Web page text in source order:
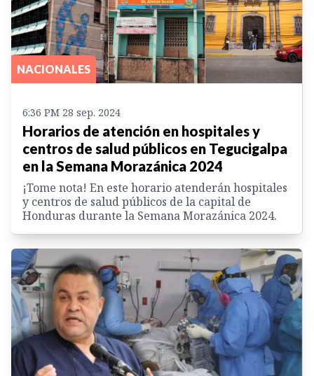
NACIONALES
6:36 PM 28 sep. 2024
Horarios de atención en hospitales y
centros de salud públicos en Tegucigalpa
en la Semana Morazánica 2024
¡Tome nota! En este horario atenderán hospitales
y centros de salud públicos de la capital de
Honduras durante la Semana Morazánica 2024.